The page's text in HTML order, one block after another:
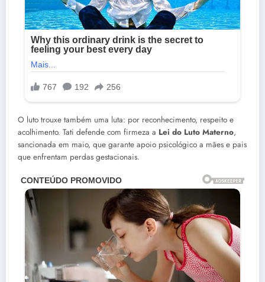
O luto trouxe também uma luta: por reconhecimento, respeito e
acolhimento. Tati defende com firmeza a Lei do Luto Materno,
sancionada em maio, que garante apoio psicológico a mães e pais
que enfrentam perdas gestacionais.